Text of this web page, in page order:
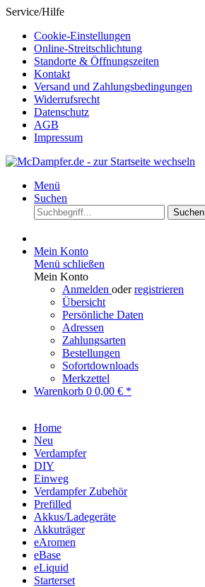
Service/Hilfe
Cookie-Einstellungen
Online-Streitschlichtung
Standorte & Öffnungszeiten
Kontakt
Versand und Zahlungsbedingungen
Widerrufsrecht
Datenschutz
AGB
Impressum
Menü
Suchen
Suchen
Mein Konto
Menü schließen
Mein Konto
Anmelden oderregistrieren
Übersicht
Persönliche Daten
Adressen
Zahlungsarten
Bestellungen
Sofortdownloads
Merkzettel
Warenkorb 0 0,00 € *
Home
Neu
Verdampfer
DIY
Einweg
Verdampfer Zubehör
Prefilled
Akkus/Ladegeräte
Akkuträger
eAromen
eBase
eLiquid
Starterset